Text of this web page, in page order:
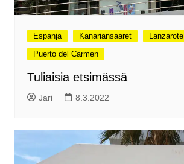
Espanja Kanariansaaret
Lanzarote
Puerto del Carmen
Tuliaisia etsimässä
Jari 8.3.2022